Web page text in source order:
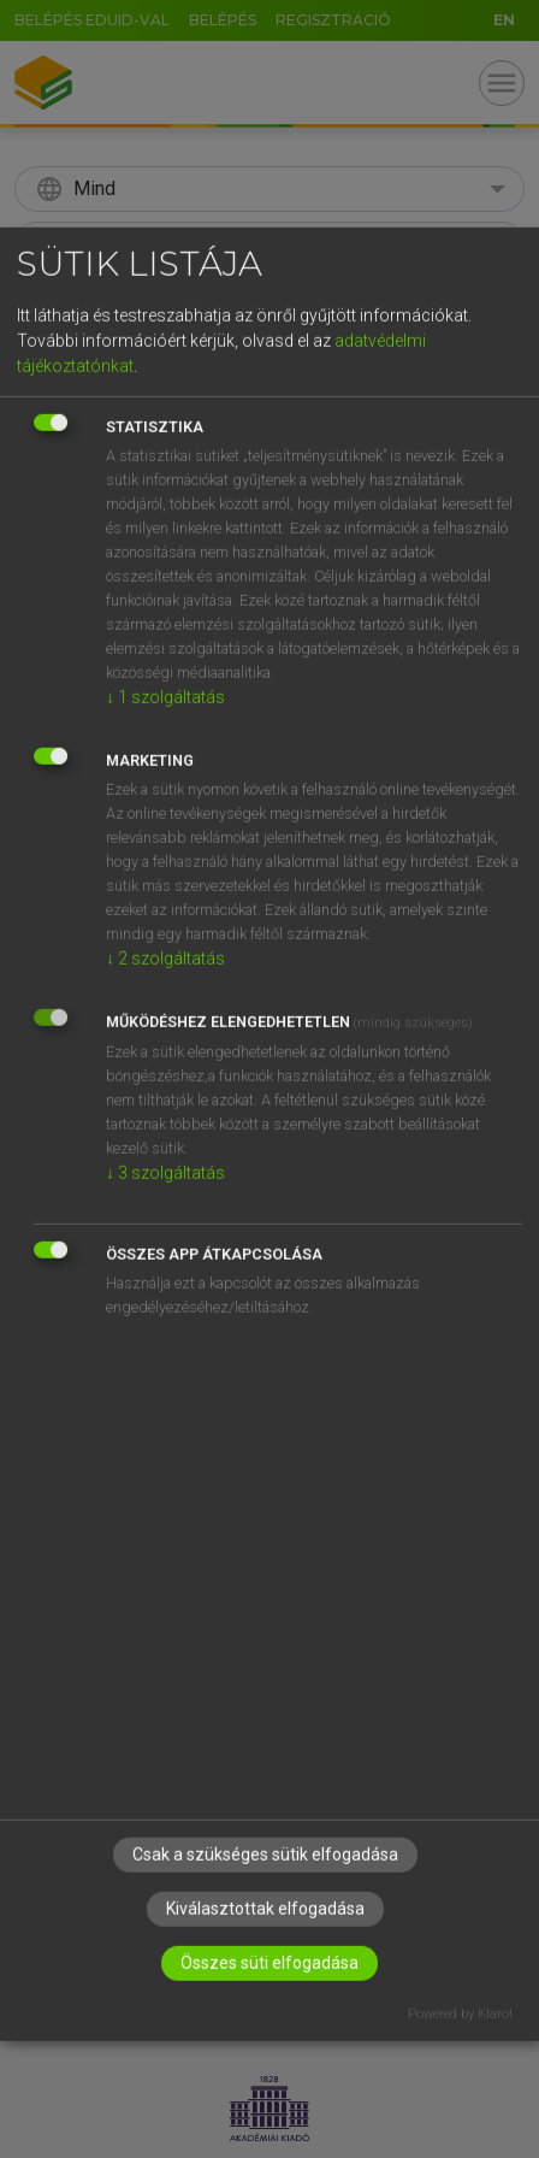
BELÉPÉS EDUID-VAL BELÉPÉS REGISZTRÁCIÓ EN
menu
language Mind
search
Díjmentes angol szótár
mn ign
worried
troubled
concerned
alarmed
mn
worried
troubled
alarmed (about)
DÍJMENTES ANGOL SZÓTÁR
aggodalom
aggodalomkeltő
aggódik
aggrandize
aggrandizement
aggravate
IRATKOZZ FEL HÍRLEVELÜNKRE!
SÜTIK LISTÁJA
Itt láthatja és testreszabhatja az önről gyűjtött információkat.
További információért kérjük, olvasd el az adatvédelmi
tájékoztatónkat
STATISZTIKA
A statisztikai sütiket „teljesítménysütiknek” is nevezik. Ezek a
sütik információkat gyűjtenek a webhely használatának
módjáról, többek között arról, hogy milyen oldalakat keresett fel
és milyen linkekre kattintott. Ezek az információk a felhasználó
azonosítására nem használhatóak, mivel az adatok
összesítettek és anonimizáltak. Céljuk kizárólag a weboldal
funkcióinak javítása. Ezek közé tartoznak a harmadik féltől
származó elemzési szolgáltatásokhoz tartozó sütik; ilyen
elemzési szolgáltatások a látogatóelemzések, a hőtérképek és a
közösségi médiaanalitika.
↓ 1 szolgáltatás
MARKETING
Ezek a sütik nyomon követik a felhasználó online tevékenységét.
Az online tevékenységek megismerésével a hirdetők
relevánsabb reklámokat jeleníthetnek meg, és korlátozhatják,
hogy a felhasználó hány alkalommal láthat egy hirdetést. Ezek a
sütik más szervezetekkel és hirdetőkkel is megoszthatják
ezeket az információkat. Ezek állandó sütik, amelyek szinte
mindig egy harmadik féltől származnak.
↓ 2 szolgáltatás
MŰKÖDÉSHEZ ELENGEDHETETLEN (mindig szükséges)
Ezek a sütik elengedhetetlenek az oldalunkon történő
böngészéshez,a funkciók használatához, és a felhasználók
nem tilthatják le azokat. A feltétlenül szükséges sütik közé
tartoznak többek között a személyre szabott beállításokat
kezelő sütik.
↓ 3 szolgáltatás
ÖSSZES APP ÁTKAPCSOLÁSA
Használja ezt a kapcsolót az összes alkalmazás
engedélyezéséhez/letiltásához.
Csak a szükséges sütik elfogadása
Kiválasztottak elfogadása
Összes süti elfogadása
Powered by Klaro!
5 6 7 8 9 ö ü ó
t z
j k
n m , . - AltGr